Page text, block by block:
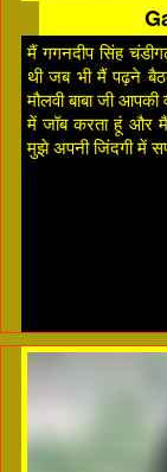
मैं गगनदीप सिंह
थी जब भी मैं पढ़ने
मौलवी बाबा जी
में जॉब करता हूं और
मुझे अपनी जिंदगी में